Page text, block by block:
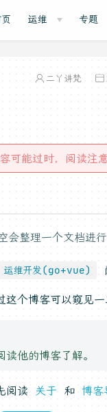
运维 专题
二丫讲梵
可能过时，阅读注意
整理一个文档进
运维开发(go+vue)
个博客可以窥见一
他的博客了解。
阅读 关于 和 博客